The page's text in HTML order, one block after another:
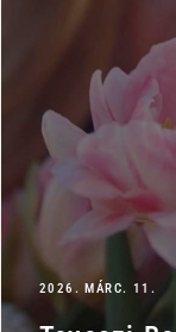
2026. MÁRC. 11.